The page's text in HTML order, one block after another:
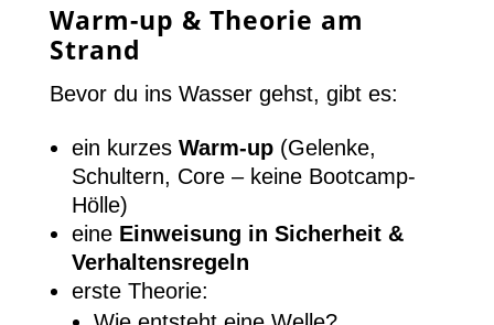
Warm-up & Theorie am
Strand
Bevor du ins Wasser gehst, gibt es:
ein kurzes Warm-up(Gelenke,
Schultern, Core – keine Bootcamp-
Hölle)
eine Einweisung in Sicherheit &
Verhaltensregeln
erste Theorie: